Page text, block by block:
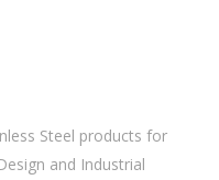
Steel products for
and Industrial